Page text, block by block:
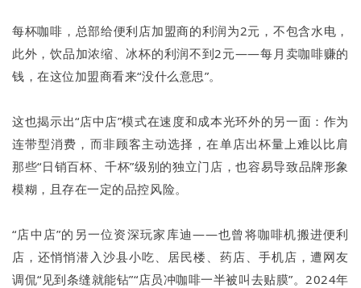
每杯咖啡，总部给便利店加盟商的利润为2元，不包含水电，
此外，饮品加浓缩、冰杯的利润不到2元——每月卖咖啡赚的
钱，在这位加盟商看来“没什么意思”。
这也揭示出“店中店”模式在速度和成本光环外的另一面：作为
连带型消费，而非顾客主动选择，在单店出杯量上难以比肩
那些“日销百杯、千杯”级别的独立门店，也容易导致品牌形象
模糊，且存在一定的品控风险。
“店中店”的另一位资深玩家库迪——也曾将咖啡机搬进便利
店，还悄悄潜入沙县小吃、居民楼、药店、手机店，遭网友
调侃“见到条缝就能钻”“店员冲咖啡一半被叫去贴膜”。2024年